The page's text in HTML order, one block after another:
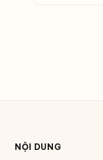
NỘI DUNG